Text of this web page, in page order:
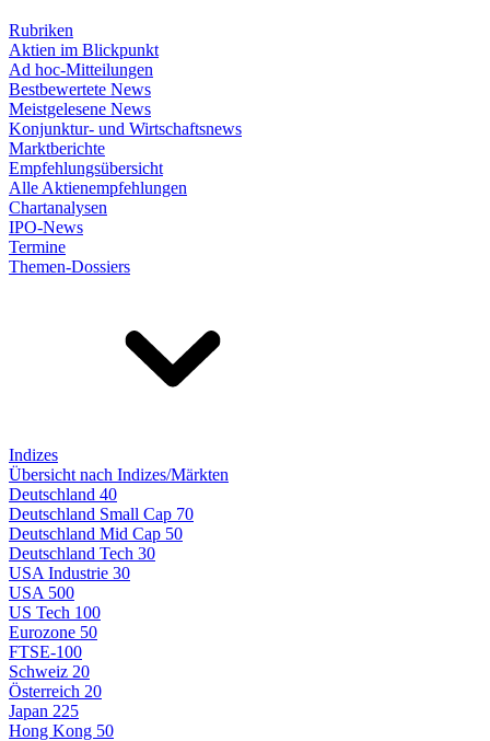
Rubriken
Aktien im Blickpunkt
Ad hoc-Mitteilungen
Bestbewertete News
Meistgelesene News
Konjunktur- und Wirtschaftsnews
Marktberichte
Empfehlungsübersicht
Alle Aktienempfehlungen
Chartanalysen
IPO-News
Termine
Themen-Dossiers
Indizes
Übersicht nach Indizes/Märkten
Deutschland 40
Deutschland Small Cap 70
Deutschland Mid Cap 50
Deutschland Tech 30
USA Industrie 30
USA 500
US Tech 100
Eurozone 50
FTSE-100
Schweiz 20
Österreich 20
Japan 225
Hong Kong 50